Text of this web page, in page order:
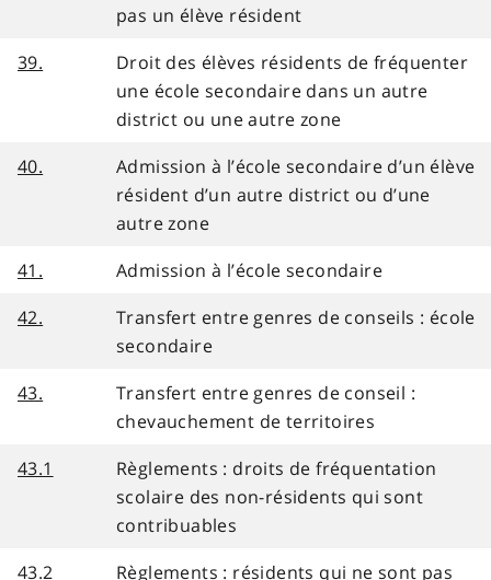
pas un élève résident
39.
Droit des élèves résidents de fréquenter
une école secondaire dans un autre
district ou une autre zone
40.
Admission à l’école secondaire d’un élève
résident d’un autre district ou d’une
autre zone
41.
Admission à l’école secondaire
42.
Transfert entre genres de conseils : école
secondaire
43.
Transfert entre genres de conseil :
chevauchement de territoires
43.1
Règlements : droits de fréquentation
scolaire des non-résidents qui sont
contribuables
43.2
Règlements : résidents qui ne sont pas